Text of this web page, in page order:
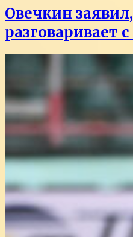
Овечкин
разговаривает